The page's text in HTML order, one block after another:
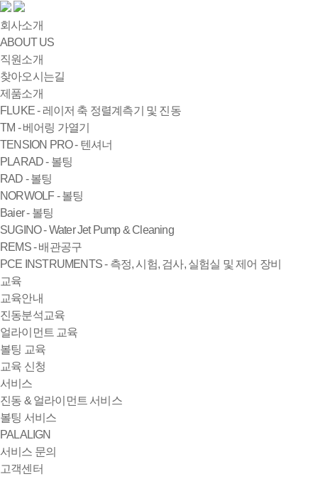
회사소개
ABOUT US
직원소개
찾아오시는길
제품소개
FLUKE - 레이저 축 정렬계측기 및 진동
TM - 베어링 가열기
TENSION PRO - 텐셔너
PLARAD - 볼팅
RAD - 볼팅
NORWOLF - 볼팅
Baier - 볼팅
SUGINO - Water Jet Pump & Cleaning
REMS - 배관공구
PCE INSTRUMENTS - 측정, 시험, 검사, 실험실 및 제어 장비
교육
교육안내
진동분석교육
얼라이먼트 교육
볼팅 교육
교육 신청
서비스
진동 & 얼라이먼트 서비스
볼팅 서비스
PALALIGN
서비스 문의
고객센터